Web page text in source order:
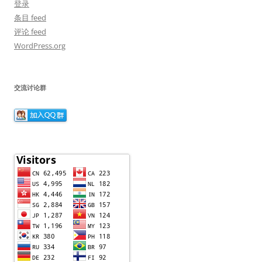
登录
条目 feed
评论 feed
WordPress.org
交流讨论群